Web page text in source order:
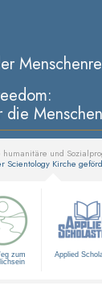
die
humanitäre und
Scientology Kirche
zum
Applied